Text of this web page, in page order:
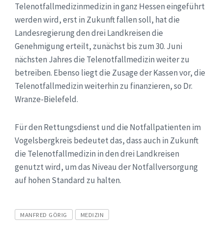
Telenotfallmedizinmedizin in ganz Hessen eingeführt
werden wird, erst in Zukunft fallen soll, hat die
Landesregierung den drei Landkreisen die
Genehmigung erteilt, zunächst bis zum 30. Juni
nächsten Jahres die Telenotfallmedizin weiter zu
betreiben. Ebenso liegt die Zusage der Kassen vor, die
Telenotfallmedizin weiterhin zu finanzieren, so Dr.
Wranze-Bielefeld.
Für den Rettungsdienst und die Notfallpatienten im
Vogelsbergkreis bedeutet das, dass auch in Zukunft
die Telenotfallmedizin in den drei Landkreisen
genutzt wird, um das Niveau der Notfallversorgung
auf hohen Standard zu halten.
Tags
MANFRED GÖRIG MEDIZIN